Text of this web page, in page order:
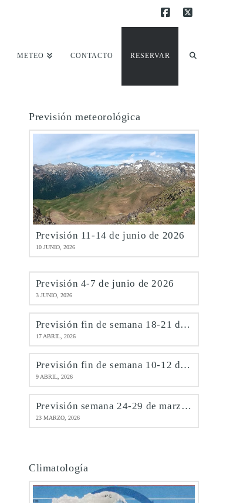
METEO CONTACTO RESERVAR
Previsión meteorológica
Previsión 11-14 de junio de 2026
10 JUNIO, 2026
Previsión 4-7 de junio de 2026
3 JUNIO, 2026
Previsión fin de semana 18-21 de abril de 2026
17 ABRIL, 2026
Previsión fin de semana 10-12 de abril de 2026
9 ABRIL, 2026
Previsión semana 24-29 de marzo de 2026
23 MARZO, 2026
Climatología